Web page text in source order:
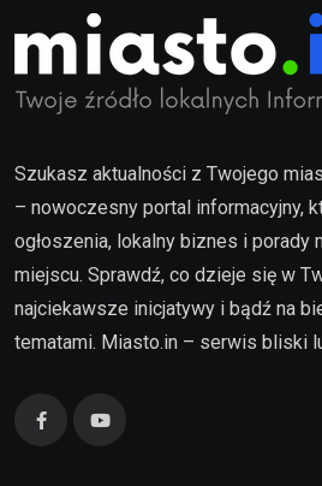
Szukasz aktualności z Twojego
– nowoczesny portal informacyjny,
ogłoszenia, lokalny biznes i porady
miejscu. Sprawdź, co dzieje się w
najciekawsze inicjatywy i bądź na
tematami. Miasto.in – serwis bliski